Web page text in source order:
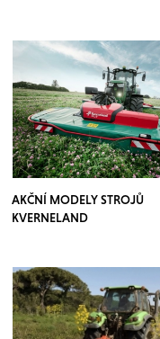
AKČNÍ MODELY STROJŮ
KVERNELAND